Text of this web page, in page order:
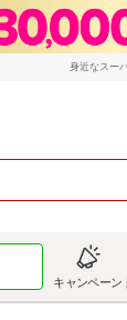
身近なスー
キャンペーン